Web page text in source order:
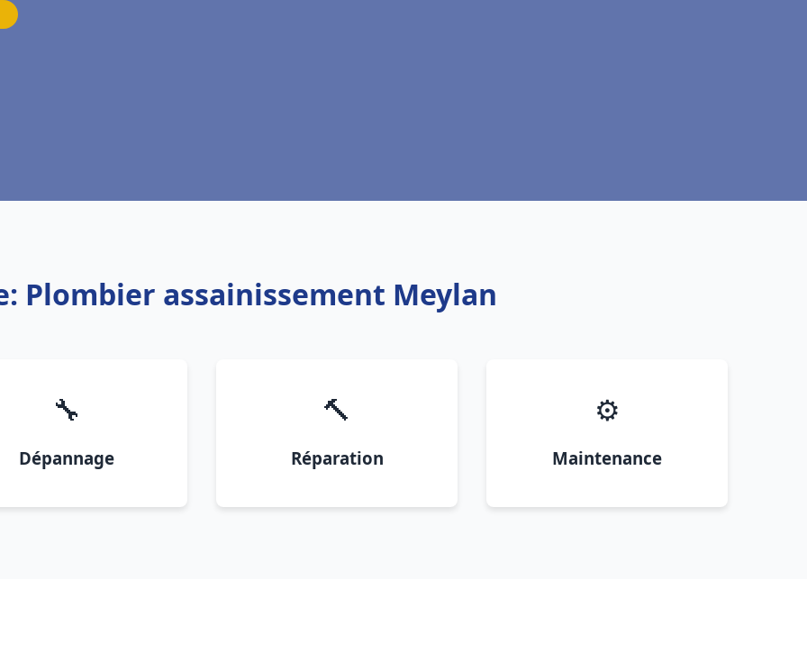
Plombier assainissement Meylan
🔧
Dépannage
🔨
Réparation
⚙️
Maintenance